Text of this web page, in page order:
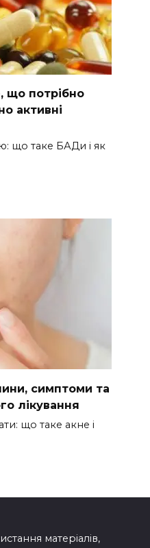
що потрібно
активні
що таке БАДи і як
симптоми та
лікування
що таке акне і
матеріалів,